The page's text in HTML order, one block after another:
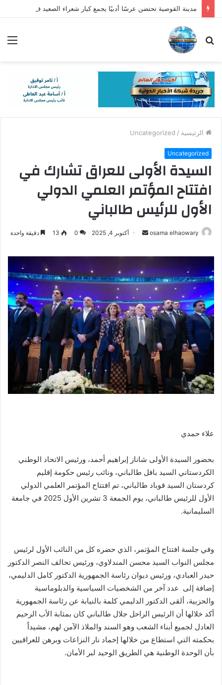
بحث
الرئيسية /
Uncategorized
Uncategorized
السيدة الأولى للعراق تشارك في
افتتاح المؤتمر العلمي الدولي
الأول للرئيس طالباني
osama elhaowary
أرسل
إلكترونيا
أكتوبر 4, 2025 0
13 دقيقة واحدة
علاء حمدي
بحضور السيدة الأولى شاناز إبراهيم أحمد، ورئيس الاتحاد الوطني
الكردستاني السيد بافل طالباني، ونائب رئيس حكومة إقليم
كردستان السيد قوباد طالباني، تم افتتاح المؤتمر العلمي الدولي
الأول للرئيس طالباني، يوم الجمعة 3 تشرين الأول 2025 في جامعة
السليمانية.
وفي جلسة افتتاح المؤتمر، الذي حضره كل من النائب الأول لرئيس
مجلس النواب السيد محسن المندلاوي، ورئيس تحالف النصر الدكتور
حيدر العبادي، ورئيس ديوان رئاسة الجمهورية الدكتور كامل الدليمي،
إضافة إلى عدد آخر من الشخصيات السياسية والدبلوماسية
والحزبية، ألقى الدكتور الدليمي كلمة بالنيابة عن رئاسة الجمهورية
أكد خلالها أن الرئيس الراحل جلال طالباني كان بمثابة الأب الرحيم
العادل لجميع أبناء الشعب وهو السند والملاذ الآمن لهم، مشيداً
بحكمته التي استطاع من خلالها إخماد نار النزاعات وبرهن للعراقيين
بأن الوحدة الوطنية هي الطريق الوحيد لبر الأمان.